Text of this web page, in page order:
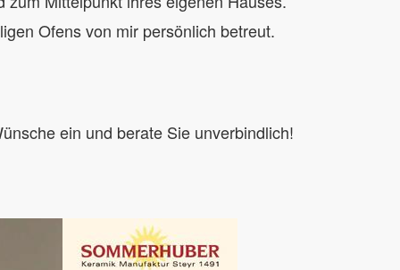
Ofens von mir persönlich betreut.
ein und berate Sie unverbindlich!